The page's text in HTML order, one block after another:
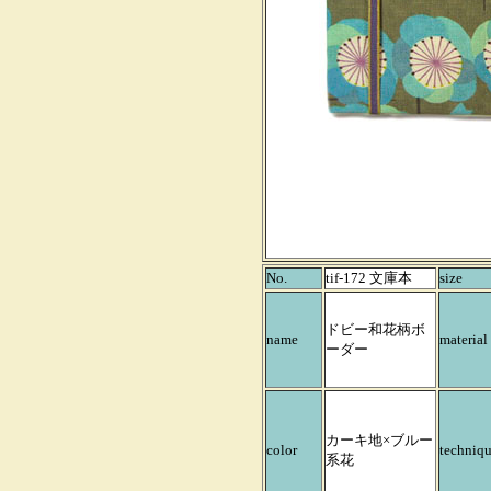
No. tif-172 文庫本 size
name
ドビー和花柄ボ
ーダー
material
color
カーキ地×ブルー
系花